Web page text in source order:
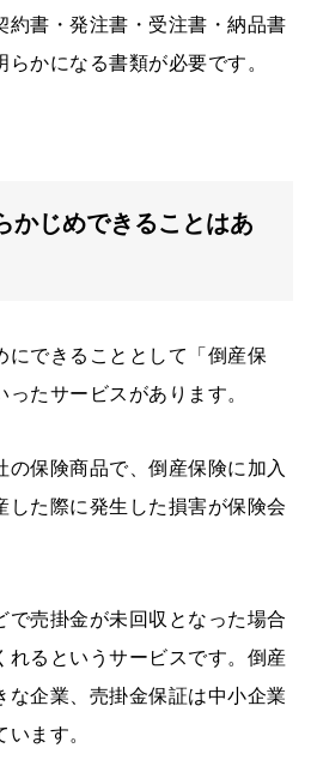
約書・発注書・受注書・納品書
かになる書類が必要です。
かじめできることはあ
にできることとして「倒産保
たサービスがあります。
の保険商品で、倒産保険に加入
した際に発生した損害が保険会
で売掛金が未回収となった場合
れるというサービスです。倒産
な企業、売掛金保証は中小企業
ます。